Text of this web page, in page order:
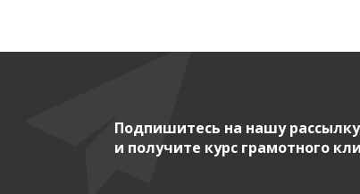
Подпишитесь на нашу
и получите курс грамотного